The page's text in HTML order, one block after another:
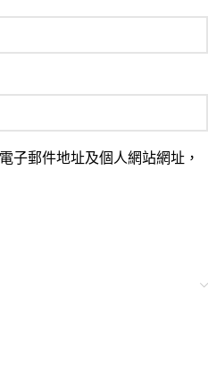
子郵件地址及個人網站網址，